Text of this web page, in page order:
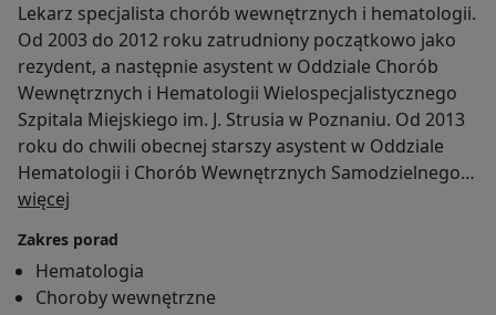
Lekarz specjalista chorób wewnętrznych i hematologii.
Od 2003 do 2012 roku zatrudniony początkowo jako
rezydent, a następnie asystent w Oddziale Chorób
Wewnętrznych i Hematologii Wielospecjalistycznego
Szpitala Miejskiego im. J. Strusia w Poznaniu. Od 2013
roku do chwili obecnej starszy asystent w Oddziale
Hematologii i Chorób Wewnętrznych Samodzielnego
Publicznego Zakładu Opieki Zdrowotnej Ministerstwa
Zajmuje się diagnostyką i leczeniem chorób
hematologicznych u dorosłych - głównie
więcej
Zakres porad
Hematologia
Choroby wewnętrzne